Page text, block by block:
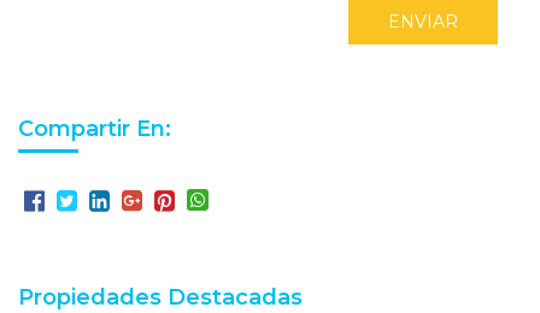
ENVIAR
Compartir En:
Propiedades Destacadas